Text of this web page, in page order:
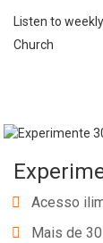
Listen to
Church
Acesso
Mais de